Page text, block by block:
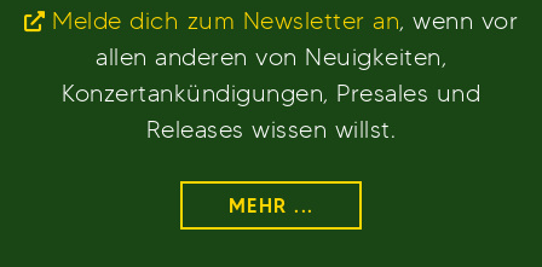
Melde dich zum Newsletter an, wenn vor
allen anderen von Neuigkeiten,
Konzertankündigungen, Presales und
Releases wissen willst.
MEHR ...